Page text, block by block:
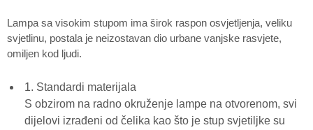
Lampa sa visokim stupom ima širok raspon osvjetljenja, veliku
svjetlinu, postala je neizostavan dio urbane vanjske rasvjete,
omiljen kod ljudi.
1. Standardi materijala
S obzirom na radno okruženje lampe na otvorenom, svi
dijelovi izrađeni od čelika kao što je stup svjetiljke su